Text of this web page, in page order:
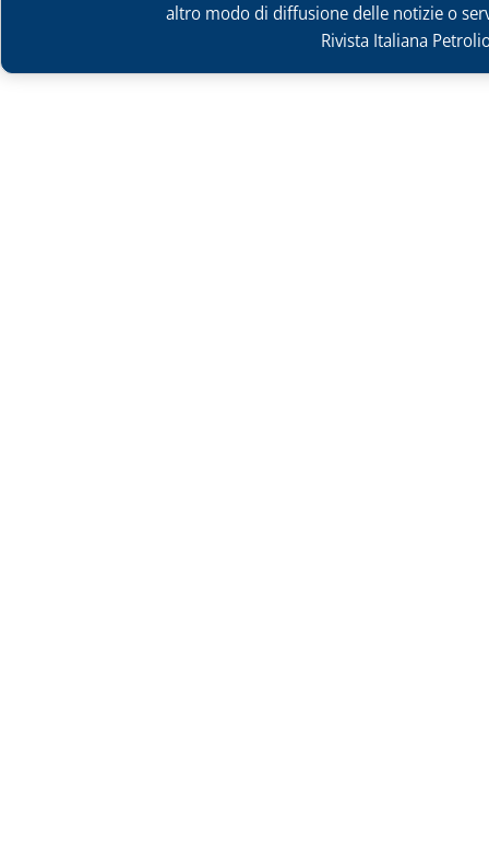
altro modo di diffusione delle notizie o
Rivista Italiana